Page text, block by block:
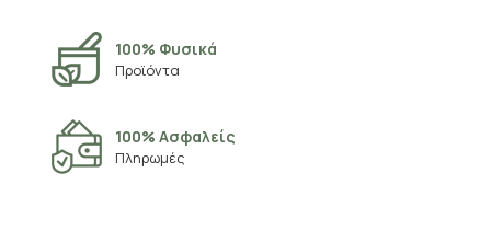
100% Φυσικά
Προϊόντα
100% Ασφαλείς
Πληρωμές